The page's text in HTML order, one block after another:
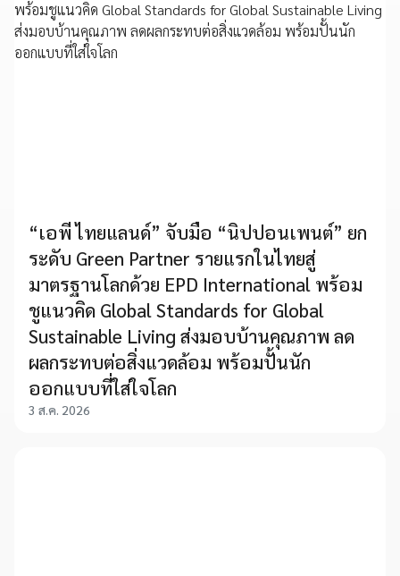
“เอพี ไทยแลนด์” จับมือ “นิปปอนเพนต์” ยก
ระดับ Green Partner รายแรกในไทยสู่
มาตรฐานโลกด้วย EPD International พร้อม
ชูแนวคิด Global Standards for Global
Sustainable Living ส่งมอบบ้านคุณภาพ ลด
ผลกระทบต่อสิ่งแวดล้อม พร้อมปั้นนัก
ออกแบบที่ใส่ใจโลก
3 ส.ค. 2026